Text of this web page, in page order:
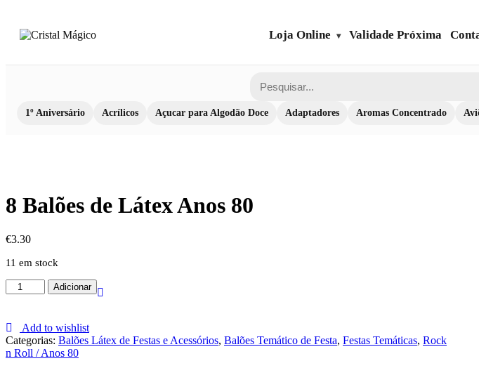
Loja Online Validade Próxima
1º Aniversário Acrílicos Açucar para Algodão Doce Adaptadores Aromas Concentrado
8 Balões de Látex Anos 80
€3.30
11 em stock
Quantidade
de
Balões
de
Látex
Anos
Adicionar
Add to wishlist
Categorias: Balões Látex de Festas e Acessórios, Balões Temático de Festa, Festas Temáticas, Rock
n Roll / Anos 80